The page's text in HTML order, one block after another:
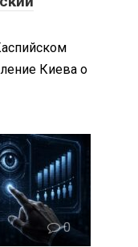
Киева о
0